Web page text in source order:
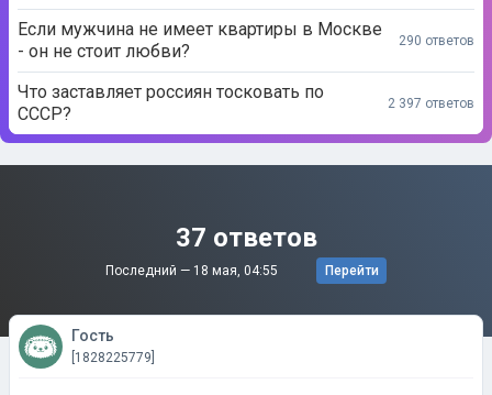
Если мужчина не имеет квартиры в Москве
- он не стоит любви?
290 ответов
Что заставляет россиян тосковать по
СССР?
2 397 ответов
37 ответов
Последний — 18 мая, 04:55 Перейти
Гость
[1828225779]